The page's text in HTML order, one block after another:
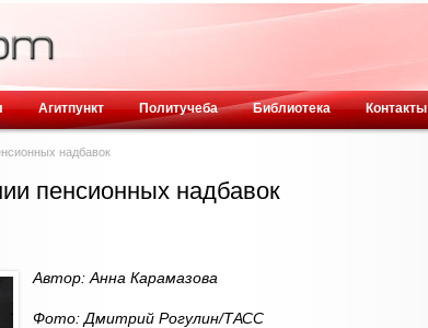
Агитпункт Политучеба Библиотека Контакты
надбавок
пенсионных надбавок
Автор: Анна Карамазова
Фото: Дмитрий Рогулин/ТАСС